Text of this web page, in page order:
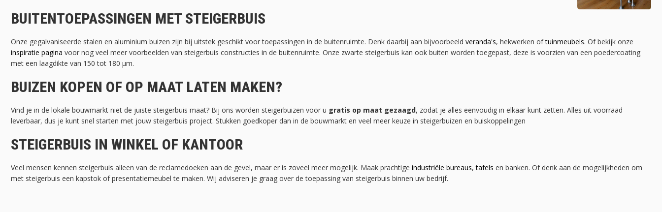
BUITENTOEPASSINGEN MET STEIGERBUIS
Onze gegalvaniseerde stalen en aluminium buizen zijn bij uitstek geschikt voor toepassingen in de buitenruimte. Denk daarbij aan bijvoorbeeld veranda's, hekwerken oftuinmeubels. Of bekijk onze
inspiratie pagina voor nog veel meer voorbeelden van steigerbuis constructies in de buitenruimte. Onze zwarte steigerbuis kan ook buiten worden toegepast, deze is voorzien van een poedercoating
met een laagdikte van 150 tot 180 μm.
BUIZEN KOPEN OF OP MAAT LATEN MAKEN?
Vind je in de lokale bouwmarkt niet de juiste steigerbuis maat? Bij ons worden steigerbuizen voor u gratis op maat gezaagd, zodat je alles eenvoudig in elkaar kunt zetten. Alles uit voorraad
leverbaar, dus je kunt snel starten met jouw steigerbuis project. Stukken goedkoper dan in de bouwmarkt en veel meer keuze in steigerbuizen en buiskoppelingen
STEIGERBUIS IN WINKEL OF KANTOOR
Veel mensen kennen steigerbuis alleen van de reclamedoeken aan de gevel, maar er is zoveel meer mogelijk. Maak prachtige industriële bureaus,tafels en banken. Of denk aan de mogelijkheden om
met steigerbuis een kapstok of presentatiemeubel te maken. Wij adviseren je graag over de toepassing van steigerbuis binnen uw bedrijf.